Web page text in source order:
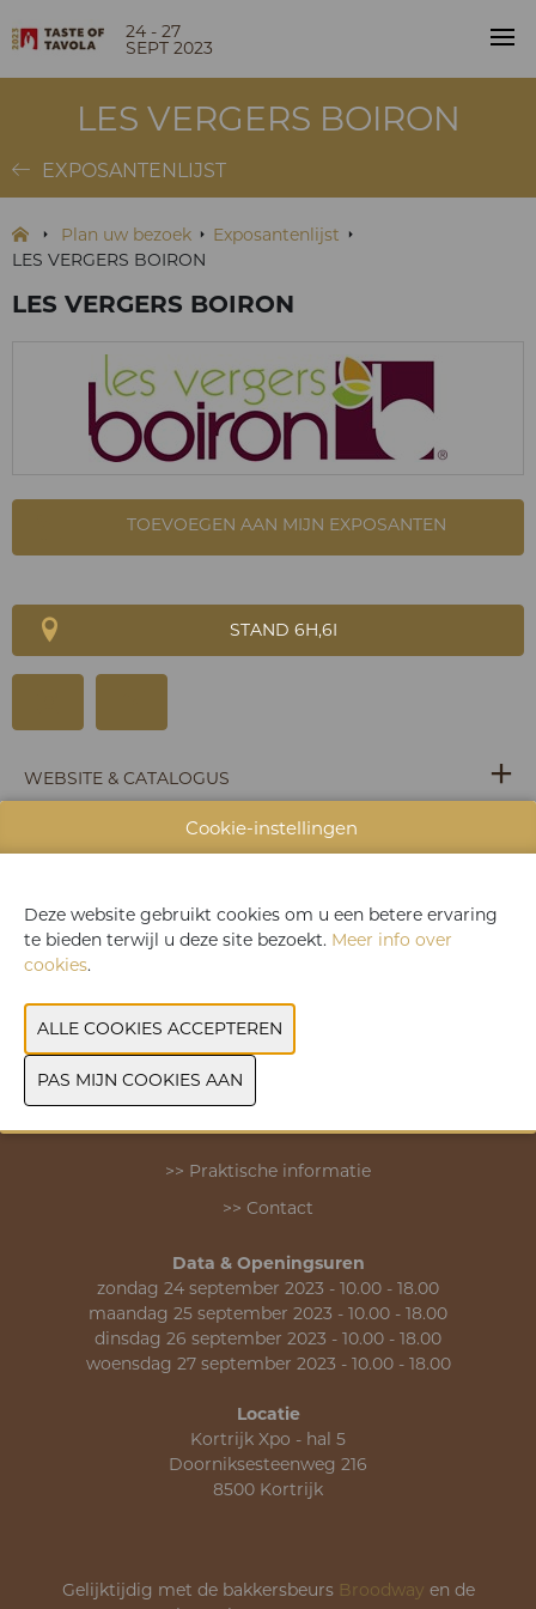
24 - 27
SEPT 2023
LES VERGERS BOIRON
EXPOSANTENLIJST
Plan uw bezoek
Exposantenlijst
LES VERGERS BOIRON
LES VERGERS BOIRON
TOEVOEGEN AAN MIJN EXPOSANTEN
STAND 6H,6I
WEBSITE & CATALOGUS
MERK
>> Praktische informatie
>> Contact
Data & Openingsuren
zondag 24 september 2023 - 10.00 - 18.00
maandag 25 september 2023 - 10.00 - 18.00
dinsdag 26 september 2023 - 10.00 - 18.00
woensdag 27 september 2023 - 10.00 - 18.00
Locatie
Kortrijk Xpo - hal 5
Doorniksesteenweg 216
8500 Kortrijk
Gelijktijdig met de bakkersbeurs Broodway en de
Cookie-instellingen
Deze website gebruikt cookies om u een betere ervaring
te bieden terwijl u deze site bezoekt. Meer info over
cookies.